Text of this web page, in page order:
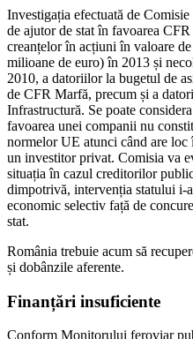
Investigația efectuată de
de ajutor de stat în favoarea
creanțelor în acțiuni în valoare
milioane de euro) în 2013 și
2010, a datoriilor la bugetul de
de CFR Marfă, precum și a
Infrastructură. Se poate
favoarea unei companii nu
normelor UE atunci când are
un investitor privat. Comisia va
situația în cazul creditorilor
dimpotrivă, intervenția statului i-
economic selectiv față de
stat.
România trebuie acum să
și dobânzile aferente.
Finanțări insuficiente
Conform Monitorului feroviar